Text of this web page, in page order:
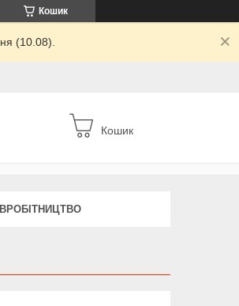
Кошик
(10.08).
Кошик